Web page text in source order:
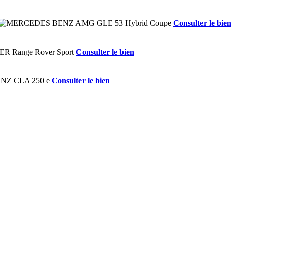
Consulter le bien
Consulter le bien
Consulter le bien